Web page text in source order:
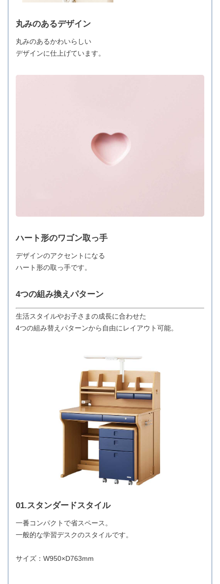
丸みのあるデザイン
丸みのあるかわいらしい
デザインに仕上げています。
ハート形のワゴン取っ手
デザインのアクセントになる
ハート形の取っ手です。
4つの組み換えパターン
生活スタイルやお子さまの成長に合わせた
4つの組み替えパターンから自由にレイアウト可能。
01.スタンダードスタイル
一番コンパクトで省スペース。
一般的な学習デスクのスタイルです。
サイズ：W950×D763mm